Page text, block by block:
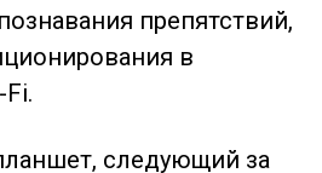
препятствий,
в